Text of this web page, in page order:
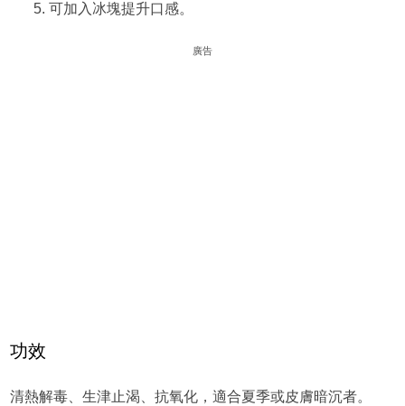
可加入冰塊提升口感。
廣告
功效
清熱解毒、生津止渴、抗氧化，適合夏季或皮膚暗沉者。